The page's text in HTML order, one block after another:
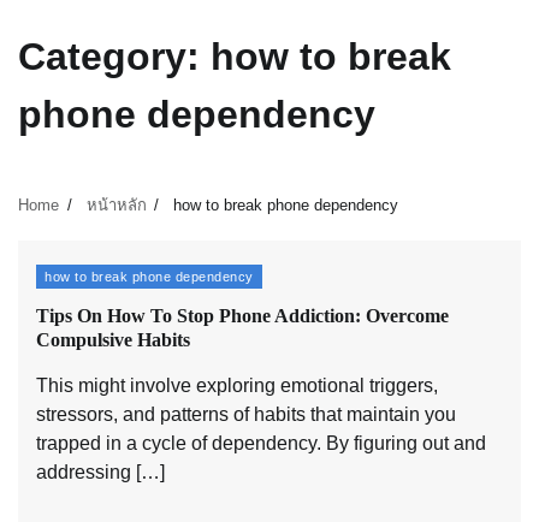
Category: how to break
phone dependency
Home หน้าหลัก how to break phone dependency
how to break phone dependency
Tips On How To Stop Phone Addiction: Overcome
Compulsive Habits
This might involve exploring emotional triggers,
stressors, and patterns of habits that maintain you
trapped in a cycle of dependency. By figuring out and
addressing […]